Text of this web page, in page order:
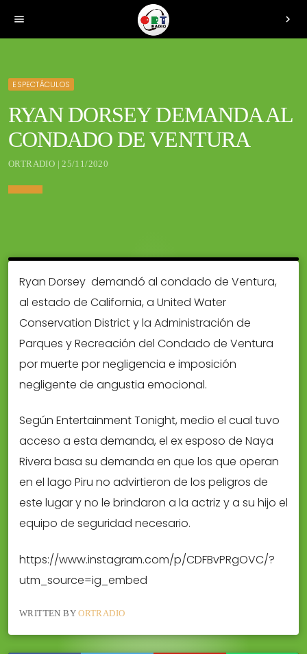
menu chevron_right
ESPECTÁCULOS
RYAN DORSEY DEMANDA AL
CONDADO DE VENTURA
ORTRADIO | 25/11/2020
Ryan Dorsey demandó al condado de Ventura,
al estado de California, a United Water
Conservation District y la Administración de
Parques y Recreación del Condado de Ventura
por muerte por negligencia e imposición
negligente de angustia emocional.
Según Entertainment Tonight, medio el cual tuvo
acceso a esta demanda, el ex esposo de Naya
Rivera basa su demanda en que los que operan
en el lago Piru no advirtieron de los peligros de
este lugar y no le brindaron a la actriz y a su hijo el
equipo de seguridad necesario.
https://www.instagram.com/p/CDFBvPRgOVC/?
utm_source=ig_embed
WRITTEN BYORTRADIO